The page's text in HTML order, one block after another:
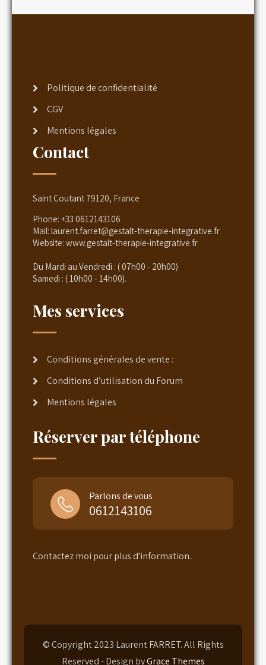
Politique de confidentialité
CGV
Mentions légales
Contact
Saint Coutant 79120, France
Phone: +33 0612143106
Mail: laurent.farret@gestalt-therapie-integrative.fr
Website: www.gestalt-therapie-integrative.fr
Du Mardi au Vendredi : ( 07h00 - 20h00)
Samedi : ( 10h00 - 14h00).
Mes services
Conditions générales de vente :
Conditions d’utilisation du Forum
Mentions légales
Réserver par téléphone
Parlons de vous
0612143106
Contactez moi pour plus d'information.
© Copyright 2023 Laurent FARRET. All Rights
Reserved - Design byGrace Themes